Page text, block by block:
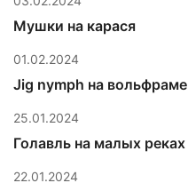
Мушки на карася
01.02.2024
Jig nymph на вольфраме
25.01.2024
Голавль на малых реках
22.01.2024